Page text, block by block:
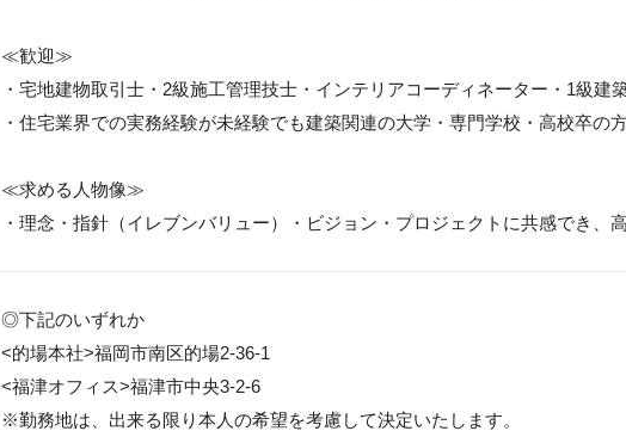
≪歓迎≫
・宅地建物取引士・2級施工管理技士・インテリアコーディネーター・1級建
・住宅業界での実務経験が未経験でも建築関連の大学・専門学校・高校卒の
≪求める人物像≫
・理念・指針（イレブンバリュー）・ビジョン・プロジェクトに共感でき、
◎下記のいずれか
<的場本社>福岡市南区的場2-36-1
<福津オフィス>福津市中央3-2-6
※勤務地は、出来る限り本人の希望を考慮して決定いたします。